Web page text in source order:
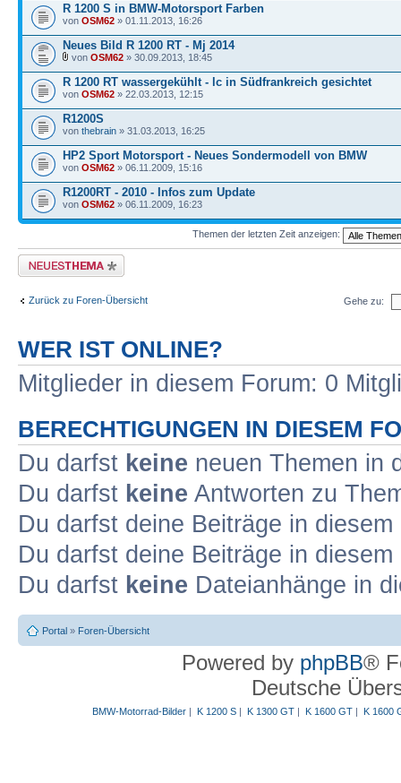
R 1200 S in BMW-Motorsport Farben
von OSM62 » 01.11.2013, 16:26
Neues Bild R 1200 RT - Mj 2014
von OSM62 » 30.09.2013, 18:45
R 1200 RT wassergekühlt - lc in Südfrankreich gesichtet
von OSM62 » 22.03.2013, 12:15
R1200S
von thebrain » 31.03.2013, 16:25
HP2 Sport Motorsport - Neues Sondermodell von BMW
von OSM62 » 06.11.2009, 15:16
R1200RT - 2010 - Infos zum Update
von OSM62 » 06.11.2009, 16:23
Themen der letzten Zeit anzeigen:
Neues Thema erstellen
Zurück zu Foren-Übersicht Gehe zu:
WER IST ONLINE?
Mitglieder in diesem Forum: 0
BERECHTIGUNGEN IN DIESEM
Du darfst keine neuen Themen in
Du darfst keine Antworten zu
Du darfst deine Beiträge in
Du darfst deine Beiträge in
Du darfst keine Dateianhänge in
Portal » Foren-Übersicht
Powered by phpBB®
Deutsche
BMW-Motorrad-Bilder| K 1200 S| K 1300 GT| K 1600 GT| K 1600